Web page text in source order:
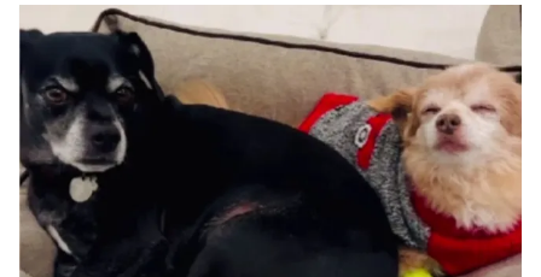
Bo "przeszkadzał” swoim właścicielom w
rozpoczęciu nowego życia poza Polską.